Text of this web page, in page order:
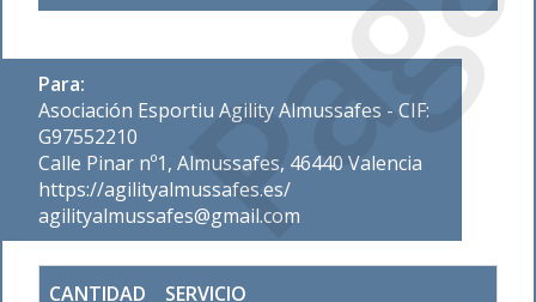
Para:
Asociación Esportiu Agility Almussafes - CIF:
G97552210
Calle Pinar nº1, Almussafes, 46440 Valencia
https://agilityalmussafes.es/
agilityalmussafes@gmail.com
CANTIDAD
SERVICIO